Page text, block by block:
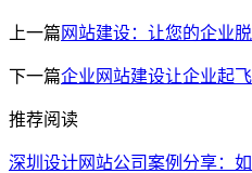
上一篇 网站建设：让您的企业
下一篇企业网站建设让企业起飞
推荐阅读
深圳设计网站公司案例分享：